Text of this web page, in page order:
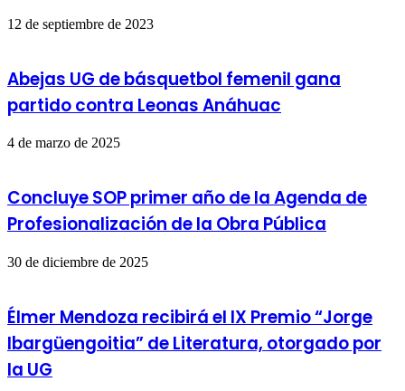
12 de septiembre de 2023
Abejas UG de básquetbol femenil gana
partido contra Leonas Anáhuac
4 de marzo de 2025
Concluye SOP primer año de la Agenda de
Profesionalización de la Obra Pública
30 de diciembre de 2025
Élmer Mendoza recibirá el IX Premio “Jorge
Ibargüengoitia” de Literatura, otorgado por
la UG